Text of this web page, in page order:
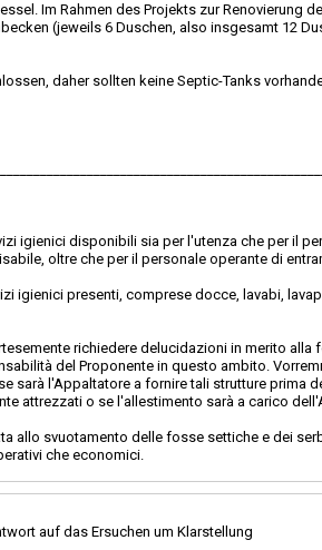
Im Rahmen des Projekts zur Renovierung
(jeweils 6 Duschen, also insgesamt 12
daher sollten keine Septic-Tanks
igienici disponibili sia per l'utenza che per il
oltre che per il personale operante di
igienici presenti, comprese docce, lavabi,
richiedere delucidazioni in merito
del Proponente in questo ambito.
sarà l'Appaltatore a fornire tali strutture prima
attrezzati o se l'allestimento sarà a carico
allo svuotamento delle fosse settiche e dei
che economici.
auf das Ersuchen um Klarstellung